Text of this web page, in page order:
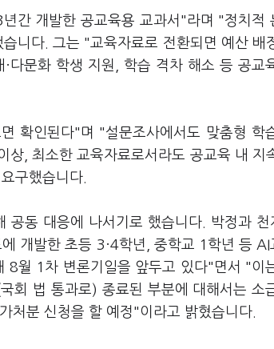
간 개발한 공교육용 교과서"라며 "정치적
니다. 그는 "교육자료로 전환되면 예산 배
다문화 학생 지원, 학습 격차 해소 등 공교
확인된다"며 "설문조사에서도 맞춤형 학
, 최소한 교육자료로서라도 공교육 내 지
구했습니다.
공동 대응에 나서기로 했습니다. 박정과 천
개발한 초등 3·4학년, 중학교 1학년 등 AI
8월 1차 변론기일을 앞두고 있다"면서 "이
회 법 통과로) 종료된 부분에 대해서는 소
처분 신청을 할 예정"이라고 밝혔습니다.